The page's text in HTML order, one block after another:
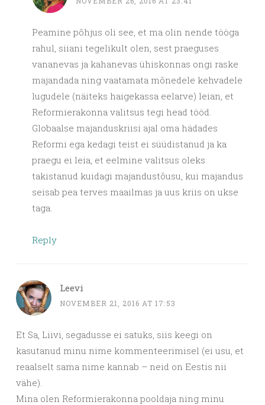
Peamine põhjus oli see, et ma olin nende tööga
rahul, siiani tegelikult olen, sest praeguses
vananevas ja kahanevas ühiskonnas ongi raske
majandada ning vaatamata mõnedele kehvadele
lugudele (näiteks haigekassa eelarve) leian, et
Reformierakonna valitsus tegi head tööd.
Globaalse majanduskriisi ajal oma hädades
Reformi ega kedagi teist ei süüdistanud ja ka
praegu ei leia, et eelmine valitsus oleks
takistanud kuidagi majandustõusu, kui majandus
seisab pea terves maailmas ja uus kriis on ukse
taga.
Reply
Leevi
NOVEMBER 21, 2016 AT 17:53
Et Sa, Liivi, segadusse ei satuks, siis keegi on
kasutanud minu nime kommenteerimisel (ei usu, et
reaalselt sama nime kannab – neid on Eestis nii
vähe).
Mina olen Reformierakonna pooldaja ning minu